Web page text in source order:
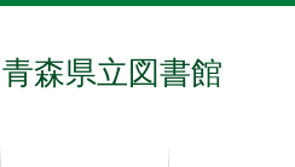
青森県立図書館